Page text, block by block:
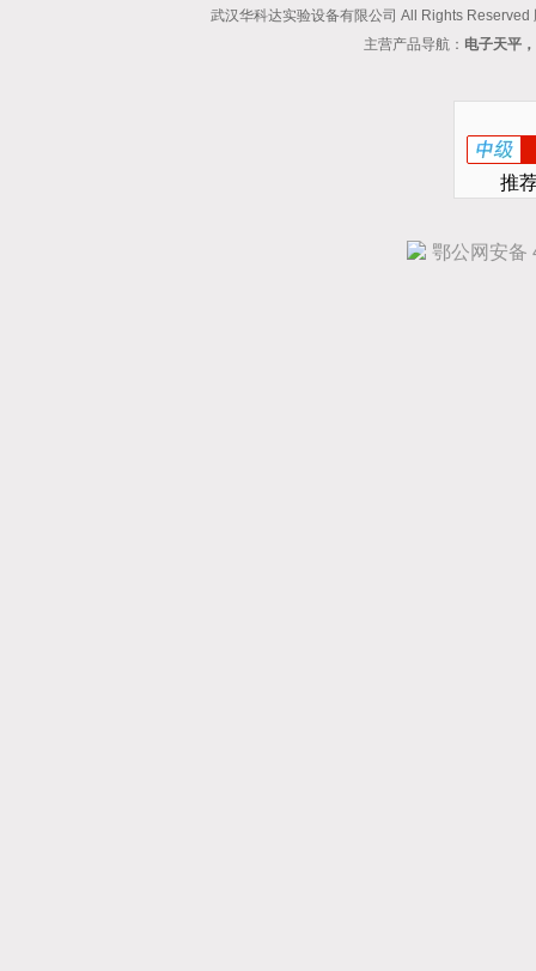
武汉华科达实验设备有限公司 All Rights Reserved
主营产品导航： 电子天平
推
鄂公网安备